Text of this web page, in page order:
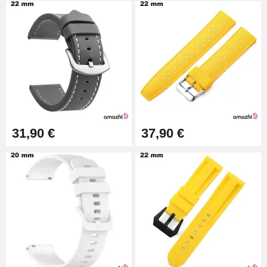
Kit pour Raccourcir Bracelet
Montre
7,90 €
Kit Réparation Montre Débutant
Pied à Coulisse Numérique
9,90 €
Kit Horlogerie Débutant
26,90 €
31,90 € 37,90 €